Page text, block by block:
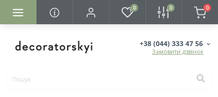
0 0 0
+38 (044) 333 47 56
Замовити дзвінок